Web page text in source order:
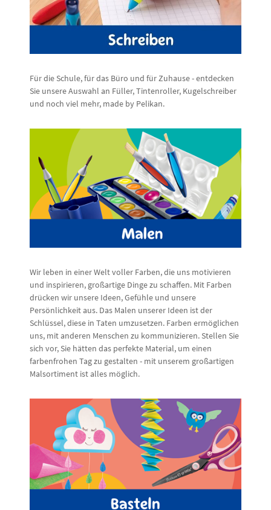
Für die Schule, für das Büro und für Zuhause - entdecken
Sie unsere Auswahl an Füller, Tintenroller, Kugelschreiber
und noch viel mehr, made by Pelikan.
Wir leben in einer Welt voller Farben, die uns motivieren
und inspirieren, großartige Dinge zu schaffen. Mit Farben
drücken wir unsere Ideen, Gefühle und unsere
Persönlichkeit aus. Das Malen unserer Ideen ist der
Schlüssel, diese in Taten umzusetzen. Farben ermöglichen
uns, mit anderen Menschen zu kommunizieren. Stellen Sie
sich vor, Sie hätten das perfekte Material, um einen
farbenfrohen Tag zu gestalten - mit unserem großartigen
Malsortiment ist alles möglich.